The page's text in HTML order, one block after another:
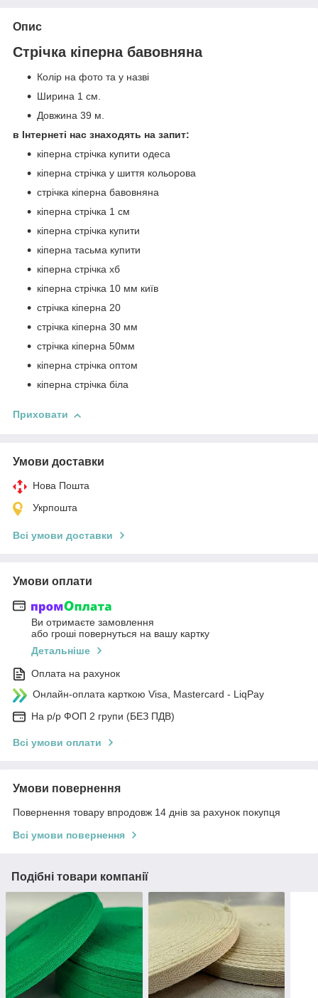
Опис
Стрічка кіперна бавовняна
Колір на фото та у назві
Ширина 1 см.
Довжина 39 м.
в Інтернеті нас знаходять на запит:
кіперна стрічка купити одеса
кіперна стрічка у шиття кольорова
стрічка кіперна бавовняна
кіперна стрічка 1 см
кіперна стрічка купити
кіперна тасьма купити
кіперна стрічка хб
кіперна стрічка 10 мм київ
стрічка кіперна 20
стрічка кіперна 30 мм
стрічка кіперна 50мм
кіперна стрічка оптом
кіперна стрічка біла
Приховати
Умови доставки
Нова Пошта
Укрпошта
Всі умови доставки
Умови оплати
Ви отримаєте замовлення
або гроші повернуться на вашу картку
Детальніше
Оплата на рахунок
Онлайн-оплата карткою Visa, Mastercard - LiqPay
На р/р ФОП 2 групи (БЕЗ ПДВ)
Всі умови оплати
Умови повернення
Повернення товару впродовж 14 днів за рахунок покупця
Всі умови повернення
Подібні товари компанії